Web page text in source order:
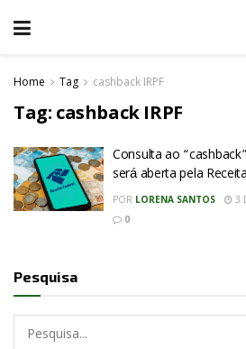
Home Tag cashback IRPF
Tag: cashback IRPF
Consulta ao
será aberta pela
POR LORENA SANTOS
3
0
Pesquisa